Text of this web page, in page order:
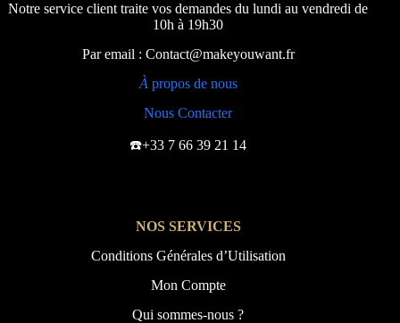
Notre service client traite vos demandes du lundi au vendredi de
10h à 19h30
Par email : Contact@makeyouwant.fr
À propos de nous
Nous Contacter
☎️+33 7 66 39 21 14
NOS SERVICES
Conditions Générales d’Utilisation
Mon Compte
Qui sommes-nous ?